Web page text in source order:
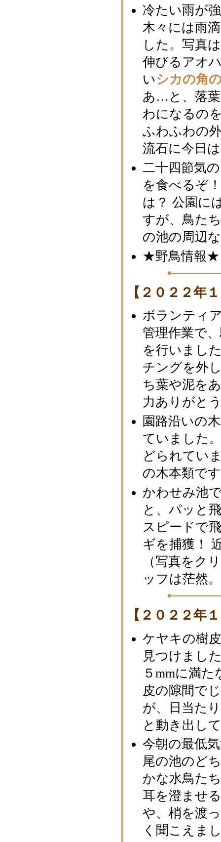
冷たい雨が
木々には雨
した。写真
伸びるアオ
いシカの角
あ…と、落
わになるの
ふわふわの
流石に今日
二十四節気
を食べるぞ
は？ 公園に
すが、鳥た
の池の周辺
★野鳥情報★
【２０２２年
ボランティ
管理作業で
を行いまし
チングを外
ち葉や泥を
力ありがと
園路沿いの
ていました
どられてい
の木本類で
かわせみ池
と、パッと
スピードで
ギを捕獲！
（写真をク
ッフは茫然
【２０２２年
ケヤキの樹
見つけまし
５mmに満
皮の隙間で
が、日当た
と動き出し
今朝の最低
尾の池のど
かな水鳥た
耳を澄ませ
や、梢を渡
く聞こえま